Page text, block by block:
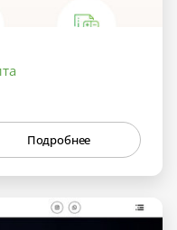
Подробнее